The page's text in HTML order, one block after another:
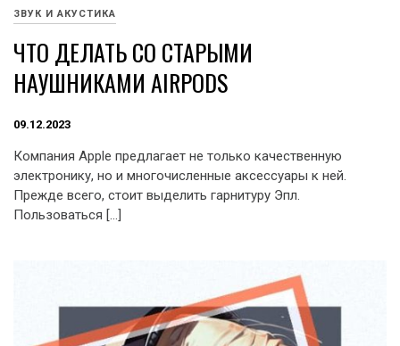
ЗВУК И АКУСТИКА
ЧТО ДЕЛАТЬ СО СТАРЫМИ
НАУШНИКАМИ AIRPODS
09.12.2023
Компания Apple предлагает не только качественную
электронику, но и многочисленные аксессуары к ней.
Прежде всего, стоит выделить гарнитуру Эпл.
Пользоваться […]